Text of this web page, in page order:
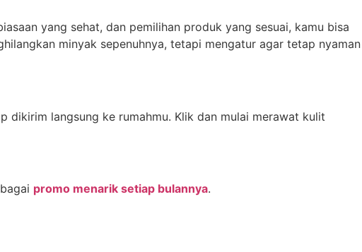
yang sehat, dan pemilihan produk yang sesuai, kamu bisa
minyak sepenuhnya, tetapi mengatur agar tetap nyaman
dikirim langsung ke rumahmu. Klik dan mulai merawat kulit
promo menarik setiap bulannya.